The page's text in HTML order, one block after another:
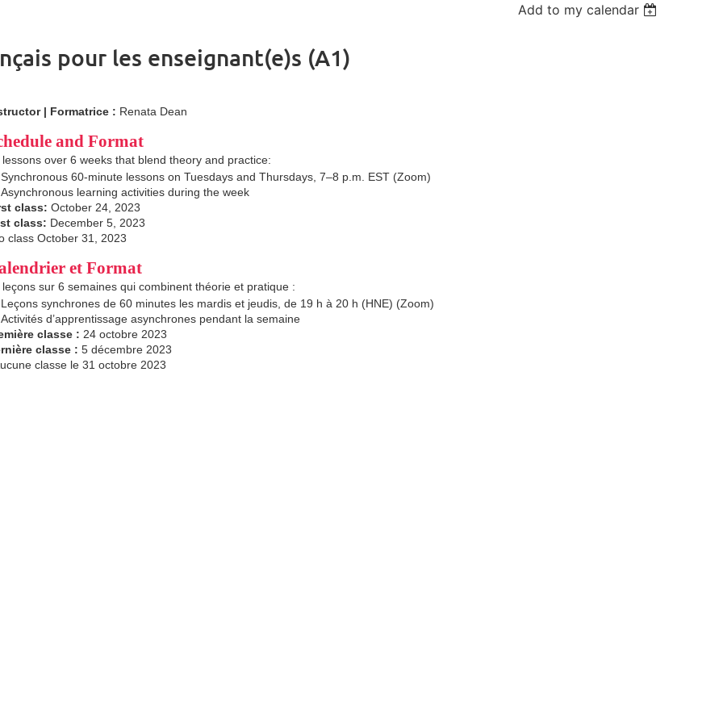
Add to my calendar
pour les enseignant(e)s (A1)
| Formatrice : Renata Dean
and Format
over 6 weeks that blend theory and practice:
Synchronous 60-minute lessons on Tuesdays and Thursdays, 7–8 p.m. EST (Zoom)
Asynchronous learning activities during the week
class: October 24, 2023
class: December 5, 2023
class October 31, 2023
et Format
sur 6 semaines qui combinent théorie et pratique :
Leçons synchrones de 60 minutes les mardis et jeudis, de 19 h à 20 h (HNE) (Zoom)
Activités d’apprentissage asynchrones pendant la semaine
classe : 24 octobre 2023
classe : 5 décembre 2023
classe le 31 octobre 2023